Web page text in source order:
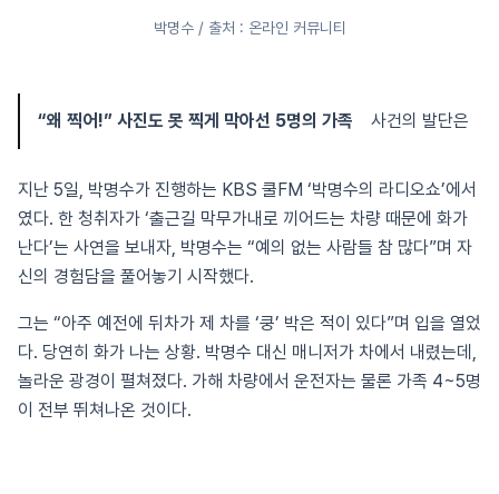
박명수 / 출처 : 온라인 커뮤니티
“왜 찍어!” 사진도 못 찍게 막아선 5명의 가족 사건의 발단은
지난 5일, 박명수가 진행하는 KBS 쿨FM ‘박명수의 라디오쇼’에서
였다. 한 청취자가 ‘출근길 막무가내로 끼어드는 차량 때문에 화가
난다’는 사연을 보내자, 박명수는 “예의 없는 사람들 참 많다”며 자
신의 경험담을 풀어놓기 시작했다.
그는 “아주 예전에 뒤차가 제 차를 ‘쿵’ 박은 적이 있다”며 입을 열었
다. 당연히 화가 나는 상황. 박명수 대신 매니저가 차에서 내렸는데,
놀라운 광경이 펼쳐졌다. 가해 차량에서 운전자는 물론 가족 4~5명
이 전부 뛰쳐나온 것이다.